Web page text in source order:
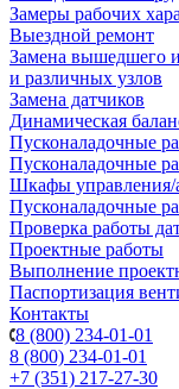
Замеры рабочих
Выездной ремонт
Замена вышедшего
и различных узлов
Замена датчиков
Динамическая
Пусконаладочные
Пусконаладочные
Шкафы управления/
Пусконаладочные
Проверка работы
Проектные работы
Выполнение
Паспортизация
Контакты
8 (800) 234-01-01
8 (800) 234-01-01
+7 (351) 217-27-30